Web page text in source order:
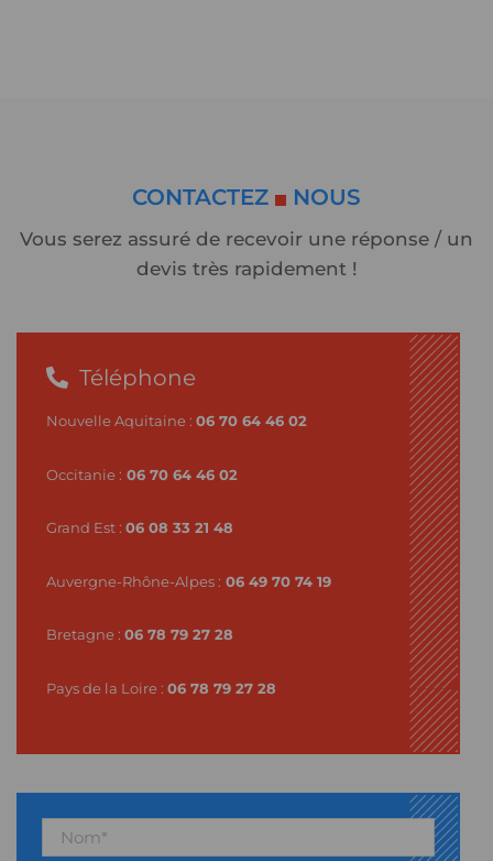
CONTACTEZ NOUS
Vous serez assuré de recevoir une réponse / un
devis très rapidement !
Téléphone
Nouvelle Aquitaine : 06 70 64 46 02
Occitanie : 06 70 64 46 02
Grand Est : 06 08 33 21 48
Auvergne-Rhône-Alpes : 06 49 70 74 19
Bretagne : 06 78 79 27 28
Pays de la Loire : 06 78 79 27 28